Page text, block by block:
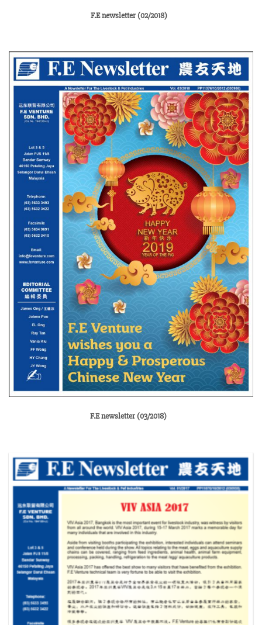
F.E newsletter (02/2018)
F.E newsletter (03/2018)